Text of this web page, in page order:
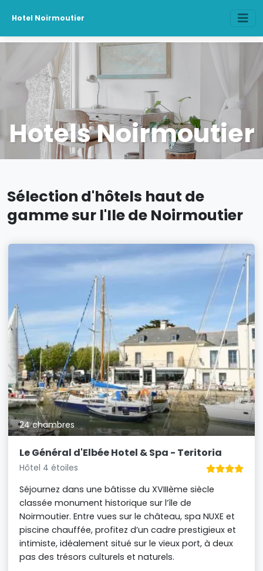
Hotel Noirmoutier
Hotels Noirmoutier
Sélection d'hôtels haut de
gamme sur l'Ile de Noirmoutier
24 chambres
Le Général d'Elbée Hotel & Spa - Teritoria
Hôtel 4 étoiles
Séjournez dans une bâtisse du XVIIIème siècle
classée monument historique sur l’île de
Noirmoutier. Entre vues sur le château, spa NUXE et
piscine chauffée, profitez d’un cadre prestigieux et
intimiste, idéalement situé sur le vieux port, à deux
pas des trésors culturels et naturels.